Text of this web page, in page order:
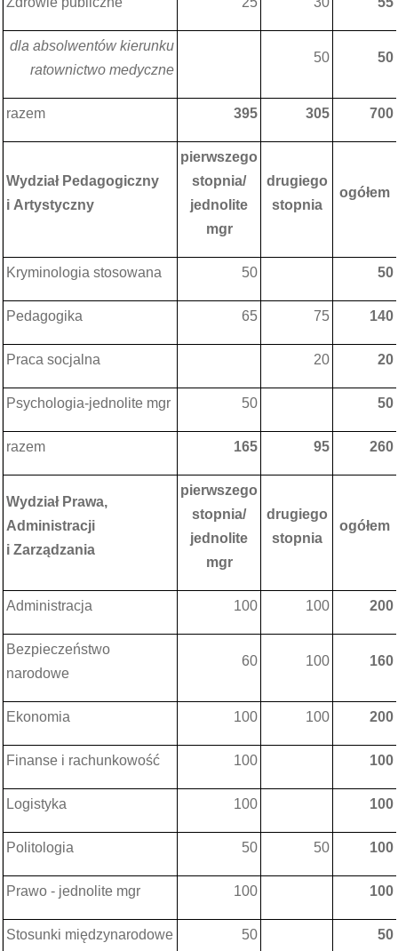
dla absolwentów kierunku
ratownictwo medyczne
50 50
razem 395 305 700
Wydział Pedagogiczny
i Artystyczny
pierwszego
stopnia/
jednolite
mgr
drugiego
stopnia
ogółem
Kryminologia stosowana 50 50
Pedagogika 65 75 140
Praca socjalna 20 20
Psychologia-jednolite mgr 50 50
razem 165 95 260
Wydział Prawa,
Administracji
i Zarządzania
pierwszego
stopnia/
jednolite
mgr
drugiego
stopnia
ogółem
Administracja 100 100 200
Bezpieczeństwo
narodowe
60 100 160
Ekonomia 100 100 200
Finanse i rachunkowość 100 100
Logistyka 100 100
Politologia 50 50 100
Prawo - jednolite mgr 100 100
Stosunki międzynarodowe 50 50